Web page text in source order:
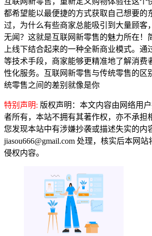
都希望能以最便捷的方式获取自己想要的
过，为什么有些商家总能吸引到大量顾客
无闻？这就是互联网新零售的魅力所在！
上线下结合起来的一种全新商业模式。通
等技术手段，商家能够更精准地了解消费
性化服务。互联网新零售与传统零售的区
统零售之间的差别就像是你
特别声明: 版权声明：本文内容由网络用
者所有，本站不拥有其著作权，亦不承担
您发现本站中有涉嫌抄袭或描述失实的内
jiasou666@gmail.com 处理，核实后本网
侵权内容。